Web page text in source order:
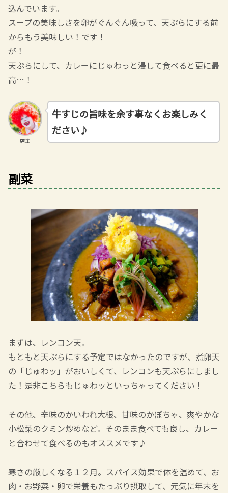
込んでいます。
スープの美味しさを卵がぐんぐん吸って、天ぷらにする前
からもう美味しい！です！
が！
天ぷらにして、カレーにじゅわっと浸して食べると更に最
高…！
店主
牛すじの旨味を余す事なくお楽しみく
ださい♪
副菜
まずは、レンコン天。
もともと天ぷらにする予定ではなかったのですが、煮卵天
の「じゅわッ」がおいしくて、レンコンも天ぷらにしまし
た！是非こちらもじゅわッといっちゃってください！
その他、辛味のかいわれ大根、甘味のかぼちゃ、爽やかな
小松菜のクミン炒めなど。そのまま食べても良し、カレー
と合わせて食べるのもオススメです♪
寒さの厳しくなる１２月。スパイス効果で体を温めて、お
肉・お野菜・卵で栄養もたっぷり摂取して、元気に年末を